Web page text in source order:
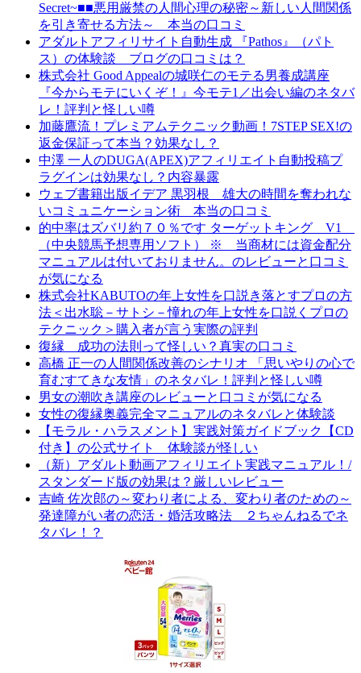
Secret~■■悪用厳禁の人間心理の秘密～新しい人間関係
を引き寄せる方法～ 本当の口コミ
アダルトアフィリサイト自動生成 『Pathos』（パト
ス）の体験談 ブログの口コミは？
株式会社 Good Appealの城咲仁のモテる男養成講座
『今からモテにいくぞ！』今モテ1／出会い編のネタバ
レ！評判と怪しい噂
加藤鷹流！プレミアムテクニック動画！7STEP SEX!の
返金保証って本当？効果なし？
中澤 一人のDUGA(APEX)アフィリエイト自動投稿プ
ラグインは効果なし？内容暴露
ウェブ書籍出版イデア 黒羽根 雄大の時間を奪われな
いコミュニケーション術 本当の口コミ
的中率はズバリ約７０％です ターゲットキング V1
（中央競馬予想専用ソフト） ※ 当商材には資金配分
マニュアルは付いておりません。のレビューと口コミ
が気になる
株式会社KABUTOの年上女性を口説き落とすプロの方
法＜出水聡－サトシ－憧れの年上女性を口説くプロの
テクニック＞購入者が言う実際の評判
復縁 成功の法則って怪しい？真実の口コミ
高橋 正一の人間関係改善のシナリオ 「思いやりの心で
育むすてきな友情」のネタバレ！評判と怪しい噂
男女の潮吹き講座のレビューと口コミが気になる
女性の復縁奥義完全マニュアルのネタバレと体験談
【モラル・ハラスメント】実践対策ガイドブック【CD
付き】の公式サイト 体験談が怪しい
（新）アダルト動画アフィリエイト実践マニュアル！/
スタンダード版の効果は？厳しいレビュー
吉崎 佐次郎の～変わり者による、変わり者のための～
発達障がい者の恋活・婚活攻略法 ２ちゃんねるでネ
タバレ！？